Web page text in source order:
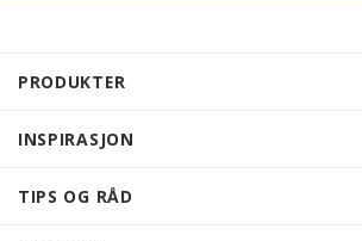
PRODUKTER
INSPIRASJON
TIPS OG RÅD